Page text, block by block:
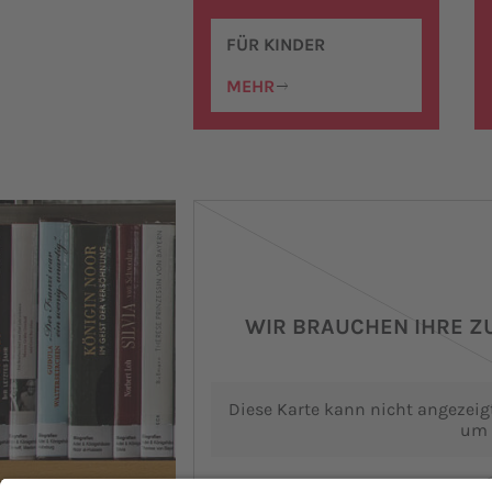
FÜR KINDER
MEHR
WIR BRAUCHEN IHRE
Diese Karte kann nicht
um